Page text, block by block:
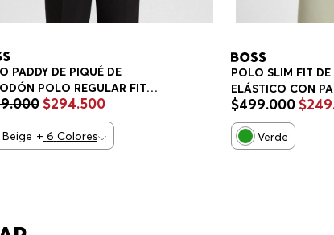
PADDY DE PIQUÉ DE
POLO REGULAR FIT
.000 $294.500
Beige + 6 Colores
POLO SLIM FIT
ELÁSTICO CON
POLO SLIM FIT
$499.000 $249
Verde